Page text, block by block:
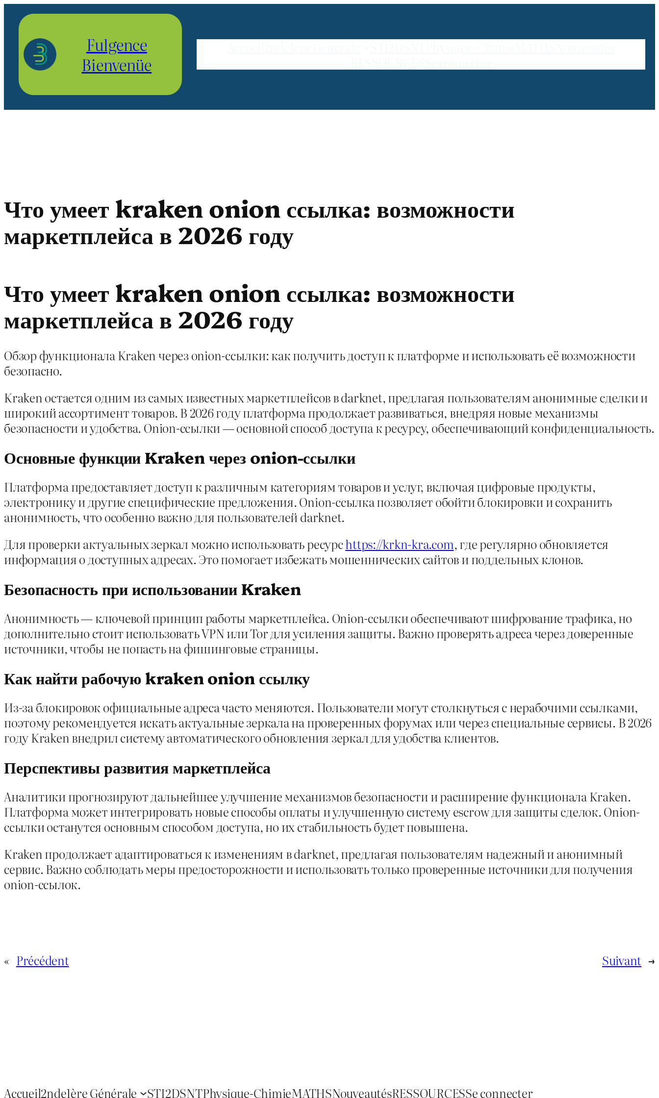
Aller
contenu
Fulgence
Bienvenüe
Что умеет kraken onion ссылка: возможности
маркетплейса в 2026 году
Что умеет kraken onion ссылка: возможности
маркетплейса в 2026 году
Обзор функционала Kraken через onion-ссылки: как получить доступ к платформе и использовать её возможности
безопасно.
Kraken остается одним из самых известных маркетплейсов в darknet, предлагая пользователям анонимные сделки и
широкий ассортимент товаров. В 2026 году платформа продолжает развиваться, внедряя новые механизмы
безопасности и удобства. Onion-ссылки — основной способ доступа к ресурсу, обеспечивающий конфиденциальность.
Основные функции Kraken через onion-ссылки
Платформа предоставляет доступ к различным категориям товаров и услуг, включая цифровые продукты,
электронику и другие специфические предложения. Onion-ссылка позволяет обойти блокировки и сохранить
анонимность, что особенно важно для пользователей darknet.
Для проверки актуальных зеркал можно использовать ресурсhttps://krkn-kra.com, где регулярно обновляется
информация о доступных адресах. Это помогает избежать мошеннических сайтов и поддельных клонов.
Безопасность при использовании Kraken
Анонимность — ключевой принцип работы маркетплейса. Onion-ссылки обеспечивают шифрование трафика, но
дополнительно стоит использовать VPN или Tor для усиления защиты. Важно проверять адреса через доверенные
источники, чтобы не попасть на фишинговые страницы.
Как найти рабочую kraken onion ссылку
Из-за блокировок официальные адреса часто меняются. Пользователи могут столкнуться с нерабочими ссылками,
поэтому рекомендуется искать актуальные зеркала на проверенных форумах или через специальные сервисы. В 2026
году Kraken внедрил систему автоматического обновления зеркал для удобства клиентов.
Перспективы развития маркетплейса
Аналитики прогнозируют дальнейшее улучшение механизмов безопасности и расширение функционала Kraken.
Платформа может интегрировать новые способы оплаты и улучшенную систему escrow для защиты сделок. Onion-
ссылки останутся основным способом доступа, но их стабильность будет повышена.
Kraken продолжает адаптироваться к изменениям в darknet, предлагая пользователям надежный и анонимный
сервис. Важно соблюдать меры предосторожности и использовать только проверенные источники для получения
onion-ссылок.
« Précédent Suivant →
Accueil2nde1ère Générale STI2DSNTPhysique-ChimieMATHSNouveautésRESSOURCESSe connecter